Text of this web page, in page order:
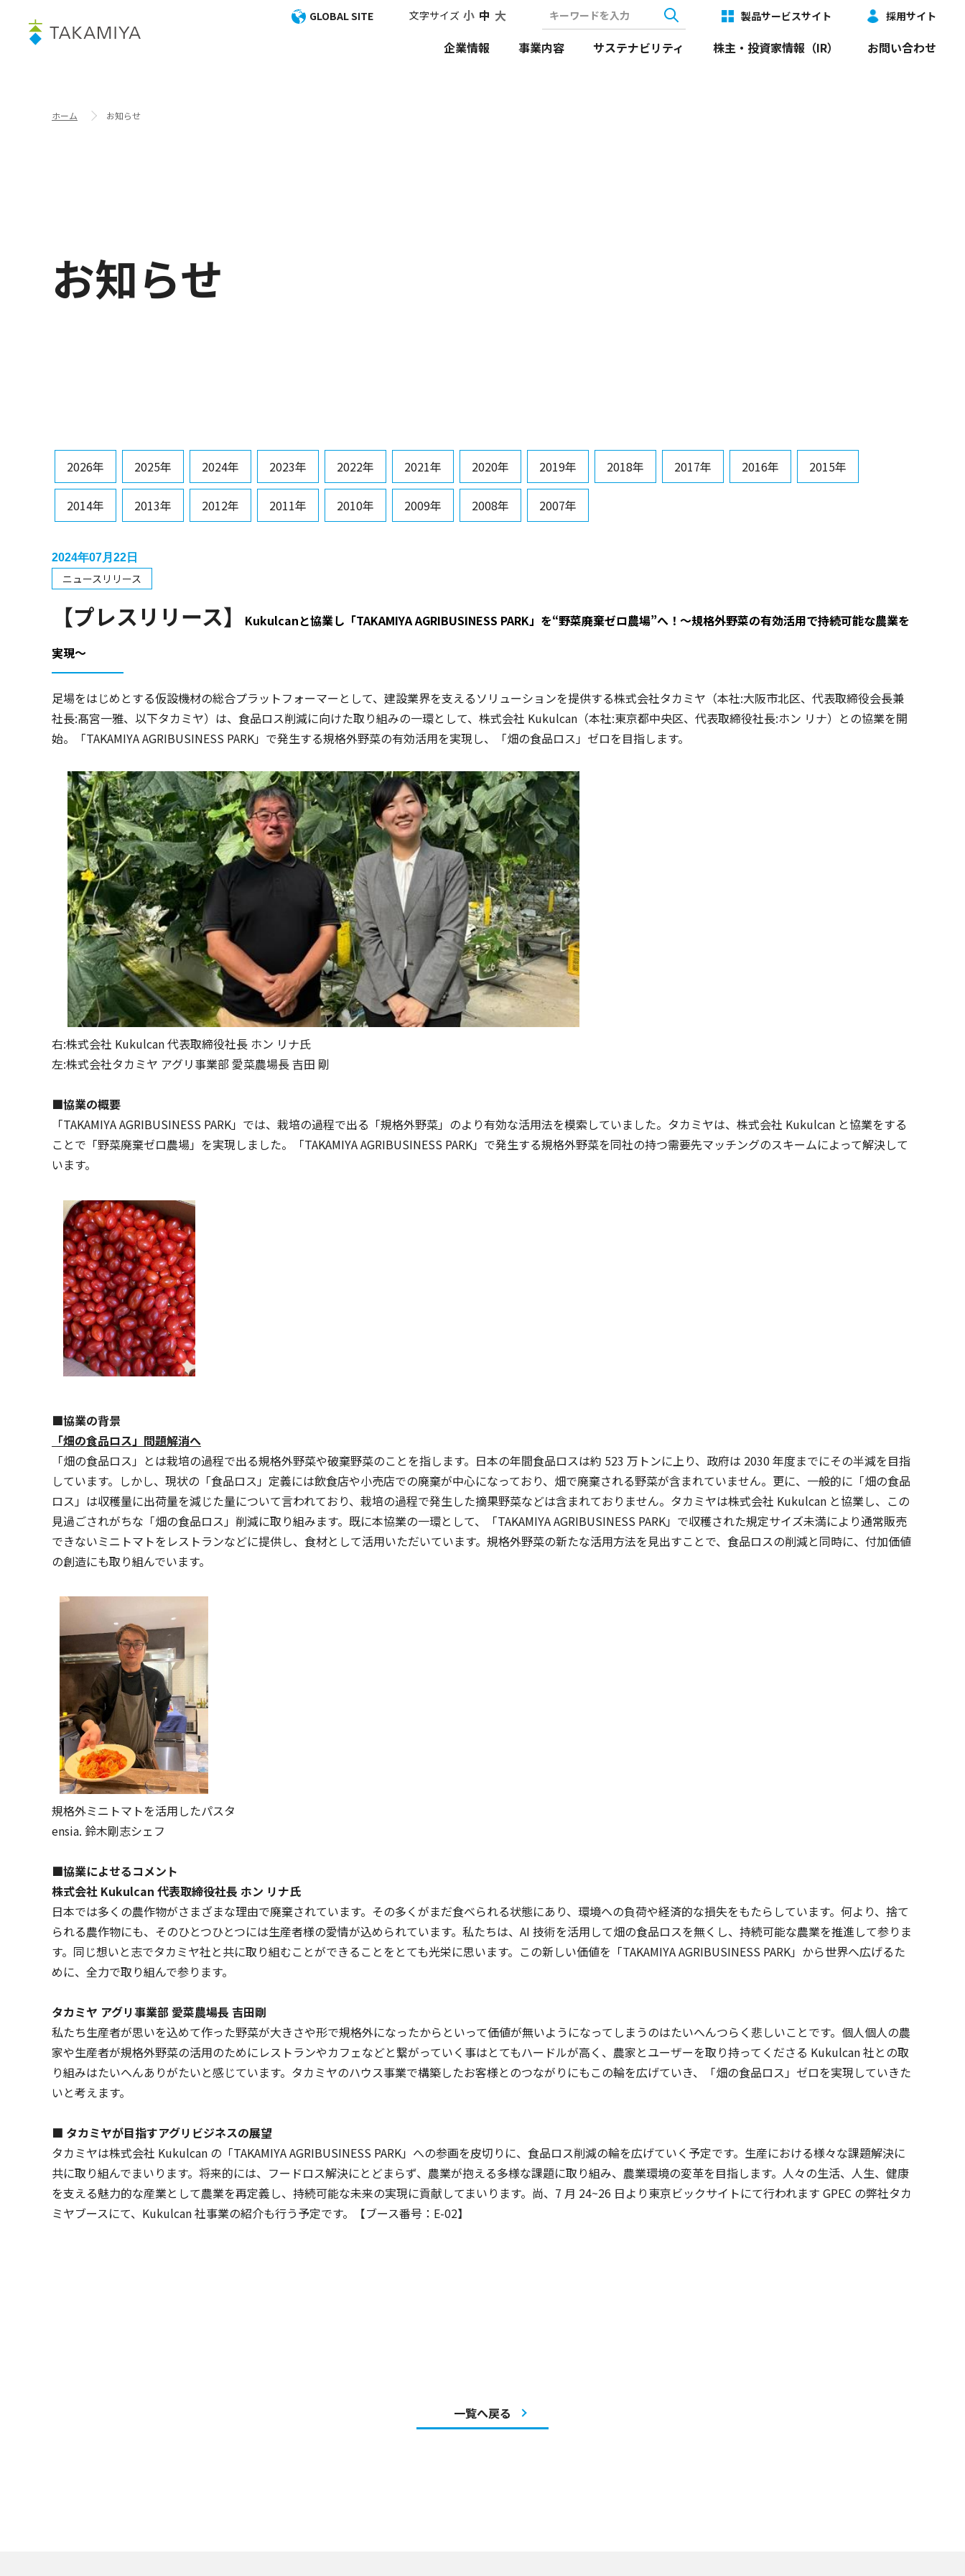
GLOBAL SITE 文字サイズ 小 中 大 キーワードを入力 製品サービスサイト 採用サイト
企業情報 事業内容 サステナビリティ 株主・投資家情報（IR） お問い合わせ
ホーム お知らせ
お知らせ
2026年 2025年 2024年 2023年 2022年 2021年 2020年 2019年 2018年 2017年 2016年 2015年
2014年 2013年 2012年 2011年 2010年 2009年 2008年 2007年
2024年07月22日
ニュースリリース
【プレスリリース】 Kukulcanと協業し「TAKAMIYA AGRIBUSINESS PARK」を“野菜廃棄ゼロ農場”へ！ ～規格外野菜の有効活用で持続可能な農業を
実現～
足場をはじめとする仮設機材の総合プラットフォーマーとして、建設業界を支えるソリューションを提供する株式会社タカミヤ（本社:大阪市北区、代表取締役会長兼
社長:髙宮一雅、以下タカミヤ）は、食品ロス削減に向けた取り組みの一環として、株式会社 Kukulcan（本社:東京都中央区、代表取締役社長:ホン リナ）との協業を開
始。「TAKAMIYA AGRIBUSINESS PARK」で発生する規格外野菜の有効活用を実現し、「畑の食品ロス」ゼロを目指します。
右:株式会社 Kukulcan 代表取締役社長 ホン リナ氏
左:株式会社タカミヤ アグリ事業部 愛菜農場長 吉田 剛
■協業の概要
「TAKAMIYA AGRIBUSINESS PARK」では、栽培の過程で出る「規格外野菜」のより有効な活用法を模索していました。タカミヤは、株式会社 Kukulcan と協業をする
ことで「野菜廃棄ゼロ農場」を実現しました。「TAKAMIYA AGRIBUSINESS PARK」で発生する規格外野菜を同社の持つ需要先マッチングのスキームによって解決して
います。
■協業の背景
「畑の食品ロス」問題解消へ
「畑の食品ロス」とは栽培の過程で出る規格外野菜や破棄野菜のことを指します。日本の年間食品ロスは約 523 万トンに上り、政府は 2030 年度までにその半減を目指
しています。しかし、現状の「食品ロス」定義には飲食店や小売店での廃棄が中心になっており、畑で廃棄される野菜が含まれていません。更に、一般的に「畑の食品
ロス」は収穫量に出荷量を減じた量について言われており、栽培の過程で発生した摘果野菜などは含まれておりません。タカミヤは株式会社 Kukulcan と協業し、この
見過ごされがちな「畑の食品ロス」削減に取り組みます。既に本協業の一環として、「TAKAMIYA AGRIBUSINESS PARK」で収穫された規定サイズ未満により通常販売
できないミニトマトをレストランなどに提供し、食材として活用いただいています。規格外野菜の新たな活用方法を見出すことで、食品ロスの削減と同時に、付加価値
の創造にも取り組んでいます。
規格外ミニトマトを活用したパスタ
ensia. 鈴木剛志シェフ
■協業によせるコメント
株式会社 Kukulcan 代表取締役社長 ホン リナ氏
日本では多くの農作物がさまざまな理由で廃棄されています。その多くがまだ食べられる状態にあり、環境への負荷や経済的な損失をもたらしています。何より、捨て
られる農作物にも、そのひとつひとつには生産者様の愛情が込められています。私たちは、AI 技術を活用して畑の食品ロスを無くし、持続可能な農業を推進して参りま
す。同じ想いと志でタカミヤ社と共に取り組むことができることをとても光栄に思います。この新しい価値を「TAKAMIYA AGRIBUSINESS PARK」から世界へ広げるた
めに、全力で取り組んで参ります。
タカミヤ アグリ事業部 愛菜農場長 吉田剛
私たち生産者が思いを込めて作った野菜が大きさや形で規格外になったからといって価値が無いようになってしまうのはたいへんつらく悲しいことです。個人個人の農
家や生産者が規格外野菜の活用のためにレストランやカフェなどと繋がっていく事はとてもハードルが高く、農家とユーザーを取り持ってくださる Kukulcan 社との取
り組みはたいへんありがたいと感じています。タカミヤのハウス事業で構築したお客様とのつながりにもこの輪を広げていき、「畑の食品ロス」ゼロを実現していきた
いと考えます。
■ タカミヤが目指すアグリビジネスの展望
タカミヤは株式会社 Kukulcan の「TAKAMIYA AGRIBUSINESS PARK」への参画を皮切りに、食品ロス削減の輪を広げていく予定です。生産における様々な課題解決に
共に取り組んでまいります。将来的には、フードロス解決にとどまらず、農業が抱える多様な課題に取り組み、農業環境の変革を目指します。人々の生活、人生、健康
を支える魅力的な産業として農業を再定義し、持続可能な未来の実現に貢献してまいります。尚、7 月 24~26 日より東京ビックサイトにて行われます GPEC の弊社タカ
ミヤブースにて、Kukulcan 社事業の紹介も行う予定です。【ブース番号：E-02】
一覧へ戻る